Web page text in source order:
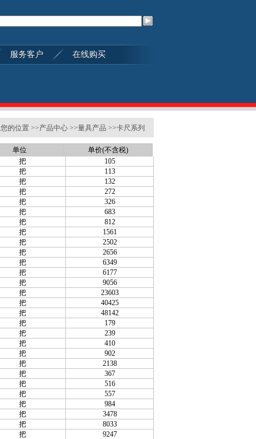
服务客户 在线购买
您的位置 >>产品中心 >>量具产品 >>卡尺系列
单位
单价(不含税)
把
105
把
113
把
132
把
272
把
326
把
683
把
812
把
1561
把
2502
把
2656
把
6349
把
6177
把
9056
把
23603
把
40425
把
48142
把
179
把
239
把
410
把
902
把
2138
把
367
把
516
把
557
把
984
把
3478
把
8033
把
9247